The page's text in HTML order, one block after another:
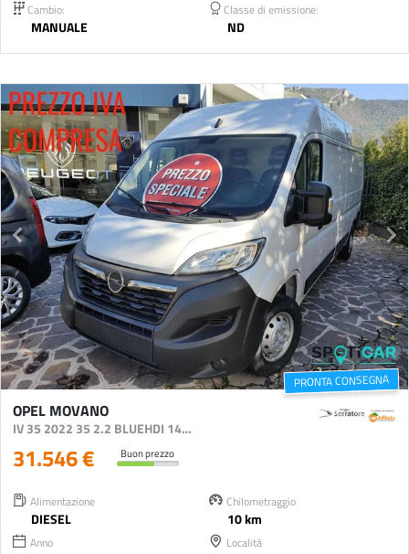
Cambio:
MANUALE
Classe di emissione:
ND
PRONTA CONSEGNA
OPEL MOVANO
IV 35 2022 35 2.2 BLUEHDI 140CV S&S L3H2 (EDITION)
31.546 € Buon prezzo
Alimentazione
DIESEL
Chilometraggio
10 km
Anno Località